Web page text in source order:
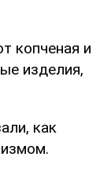
копченая и
изделия,
как